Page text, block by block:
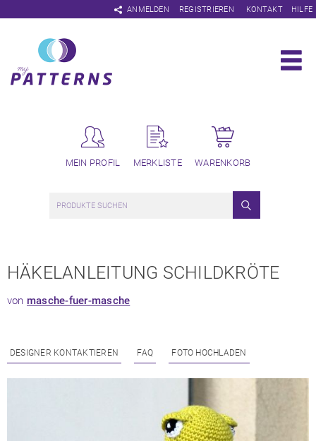
ANMELDEN
Navigation
überspringen
REGISTRIEREN KONTAKT HILFE
MEIN PROFIL MERKLISTE WARENKORB
HÄKELANLEITUNG SCHILDKRÖTE
von masche-fuer-masche
DESIGNER KONTAKTIEREN FAQ FOTO HOCHLADEN